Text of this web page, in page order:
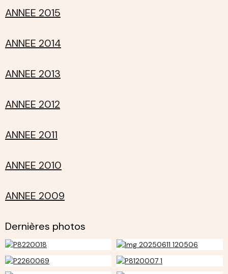
ANNEE 2015
ANNEE 2014
ANNEE 2013
ANNEE 2012
ANNEE 2011
ANNEE 2010
ANNEE 2009
Dernières photos